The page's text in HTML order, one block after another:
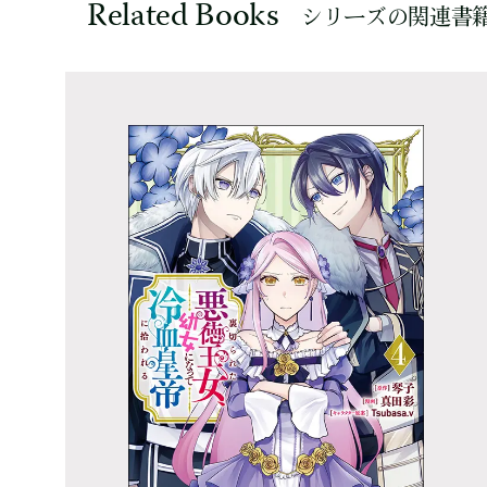
Related Books シリーズの関連書